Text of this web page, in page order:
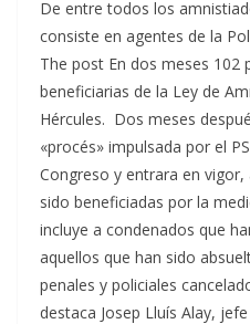
De entre todos los
consiste en agentes de la
The post En dos meses 102
beneficiarias de la Ley de
Hércules. Dos meses
«procés» impulsada por el
Congreso y entrara en
sido beneficiadas por la
incluye a condenados que
aquellos que han sido
penales y policiales
destaca Josep Lluís Alay,